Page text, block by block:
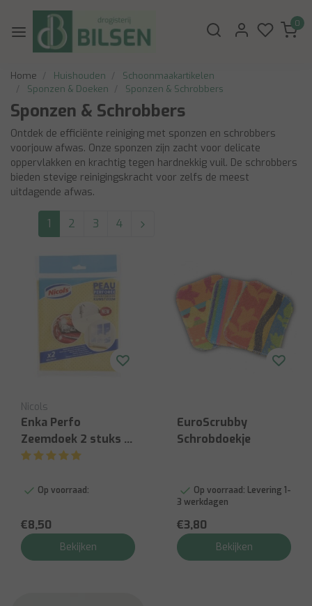
0
Home Huishouden
Schoonmaakartikelen
Sponzen & Doeken
Sponzen & Schrobbers
Sponzen & Schrobbers
Ontdek de efficiënte reiniging met sponzen en schrobbers
voorjouw afwas. Onze sponzen zijn zacht voor delicate
oppervlakken en krachtig tegen hardnekkig vuil. De schrobbers
bieden stevige reinigingskracht voor zelfs de meest
uitdagende afwas.
1 2 3 4
Nicols
Enka Perfo
Zeemdoek 2 stuks –
Superabsorberend
Op voorraad:
€8,50
Bekijken
EuroScrubby
Schrobdoekje
Op voorraad: Levering 1-
3 werkdagen
€3,80
Bekijken